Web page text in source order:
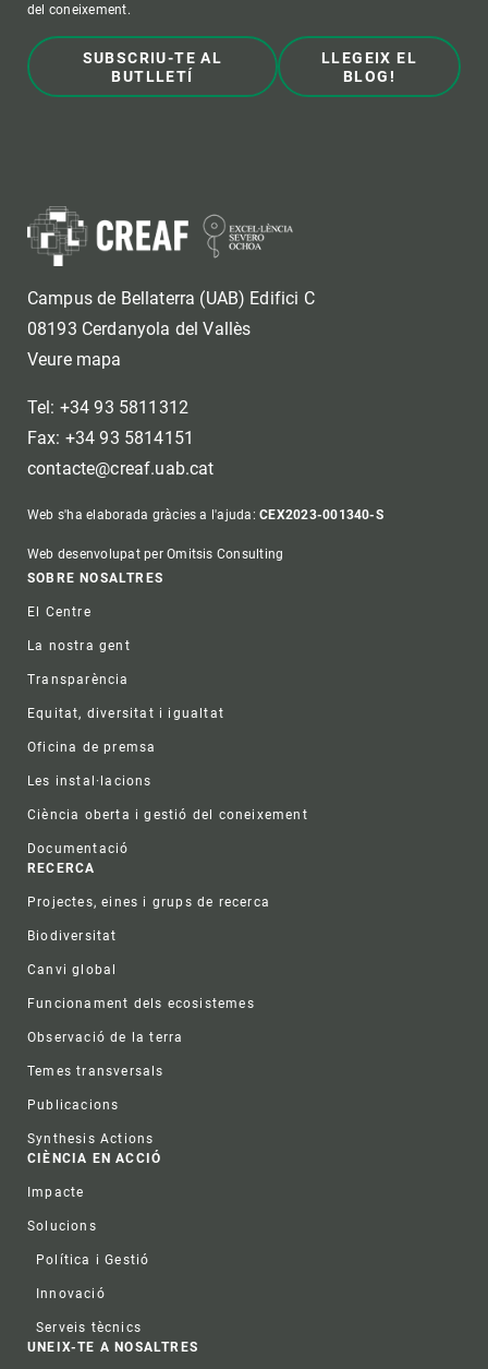
del coneixement.
SUBSCRIU-TE AL
BUTLLETÍ
LLEGEIX EL
BLOG!
Campus de Bellaterra (UAB) Edifici C
08193 Cerdanyola del Vallès
Veure mapa
Tel: +34 93 5811312
Fax: +34 93 5814151
contacte@creaf.uab.cat
Web s'ha elaborada gràcies a l'ajuda:CEX2023-001340-S
Web desenvolupat per Omitsis Consulting
Footer
SOBRE NOSALTRES
El Centre
La nostra gent
Transparència
Equitat, diversitat i igualtat
Oficina de premsa
Les instal·lacions
Ciència oberta i gestió del coneixement
Documentació
RECERCA
Projectes, eines i grups de recerca
Biodiversitat
Canvi global
Funcionament dels ecosistemes
Observació de la terra
Temes transversals
Publicacions
Synthesis Actions
CIÈNCIA EN ACCIÓ
Impacte
Solucions
Política i Gestió
Innovació
Serveis tècnics
UNEIX-TE A NOSALTRES